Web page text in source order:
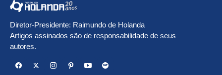
Diretor-Presidente: Raimundo de Holanda
Artigos assinados são de responsabilidade de seus
autores.